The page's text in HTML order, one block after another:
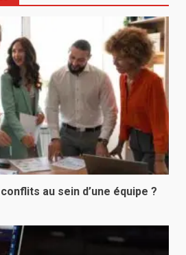
au sein d’une équipe ?